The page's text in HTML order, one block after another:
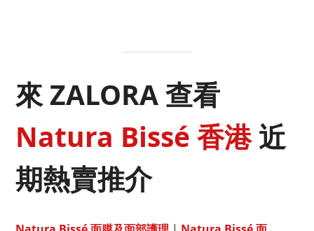
來 ZALORA 查看
Natura Bissé 香港近
期熱賣推介